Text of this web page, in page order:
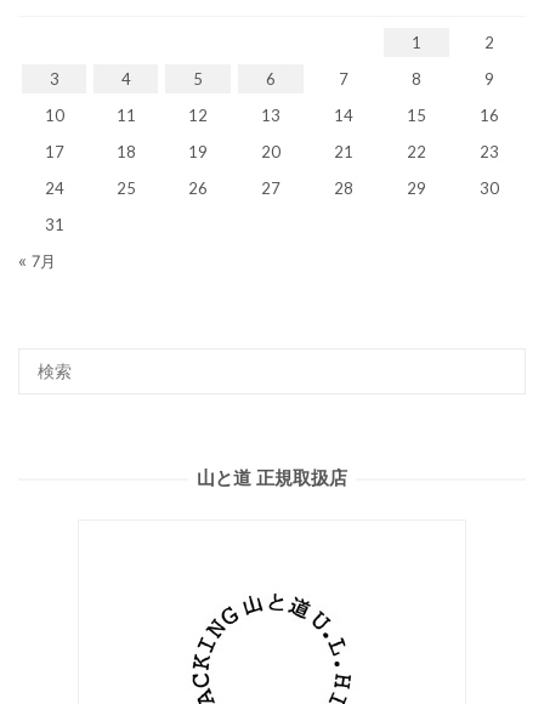
1
2
3
4 5 6 7 8
9
10
11 12 13 14 15
16
17
18 19 20 21 22
23
24
25 26 27 28 29
30
31
« 7月
山と道 正規取扱店